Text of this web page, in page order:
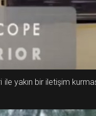
yakın bir iletişim